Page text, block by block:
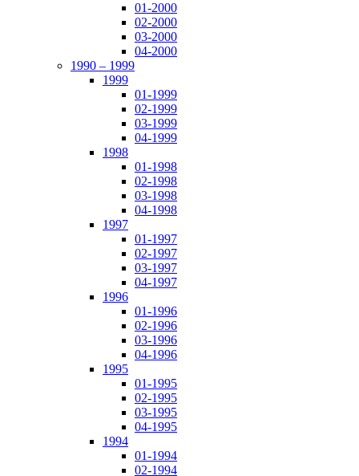
01-2000
02-2000
03-2000
04-2000
1990 – 1999
1999
01-1999
02-1999
03-1999
04-1999
1998
01-1998
02-1998
03-1998
04-1998
1997
01-1997
02-1997
03-1997
04-1997
1996
01-1996
02-1996
03-1996
04-1996
1995
01-1995
02-1995
03-1995
04-1995
1994
01-1994
02-1994